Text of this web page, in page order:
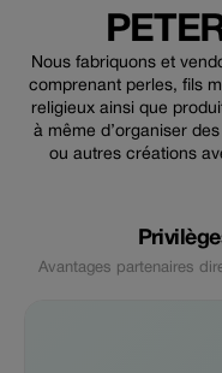
Nous fabriquons et
comprenant perles, fils
religieux ainsi que
à même d’organiser
ou autres créations
Avantages partenaires